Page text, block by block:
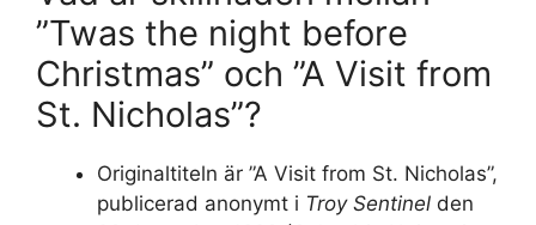
”Twas the night before
Christmas” och ”A Visit from
St. Nicholas”?
Originaltiteln är ”A Visit from St. Nicholas”,
publicerad anonymt i Troy Sentinel den